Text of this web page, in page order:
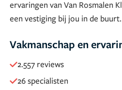
ervaringen van Van Rosmalen
een vestiging bij jou in de buurt.
Vakmanschap en
2.557 reviews
26 specialisten